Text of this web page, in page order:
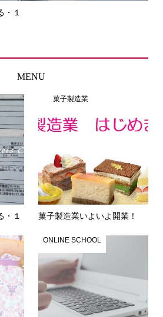
１
MENU
・１
菓子製造業
菓子製造業いよいよ開業！
ONLINE SCHOOL